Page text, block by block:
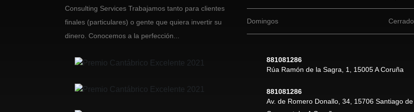
Consulting Services Trabajamos tanto para clientes
finales (particulares) o gente que quiera invertir su
dinero. Conocemos a la perfección...
Domingos Cerrado
881081286
Rúa Ramón de la Sagra, 1, 15005 A Coruña
881081286
Av. de Romero Donallo, 34, 15706 Santiago de